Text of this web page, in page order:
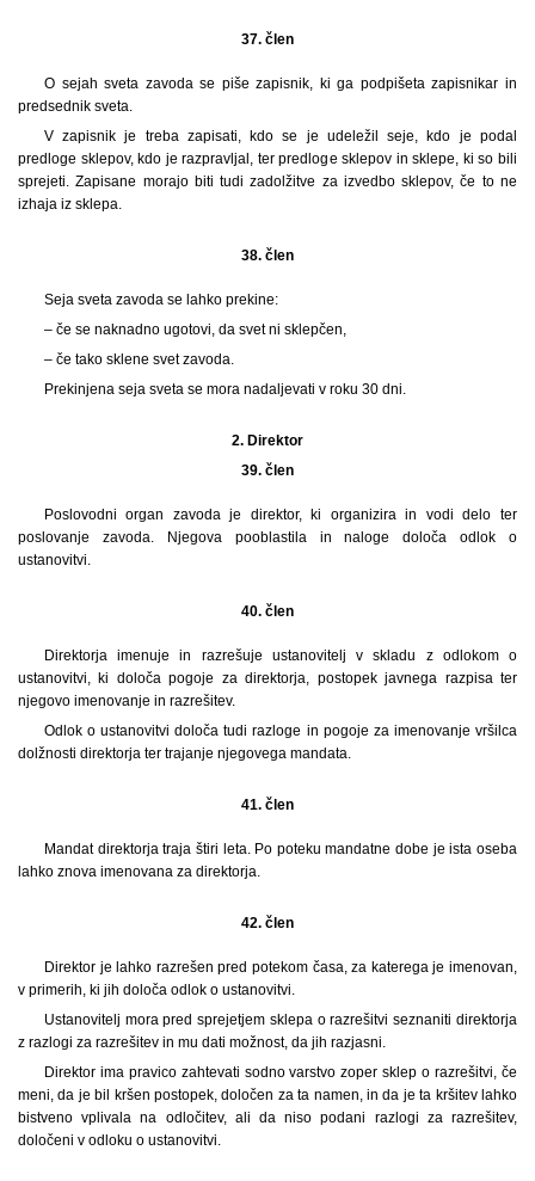
37. člen
O sejah sveta zavoda se piše zapisnik, ki ga podpišeta zapisnikar in
predsednik sveta.
V zapisnik je treba zapisati, kdo se je udeležil seje, kdo je podal
predloge sklepov, kdo je razpravljal, ter predloge sklepov in sklepe, ki so bili
sprejeti. Zapisane morajo biti tudi zadolžitve za izvedbo sklepov, če to ne
izhaja iz sklepa.
38. člen
Seja sveta zavoda se lahko prekine:
– če se naknadno ugotovi, da svet ni sklepčen,
– če tako sklene svet zavoda.
Prekinjena seja sveta se mora nadaljevati v roku 30 dni.
2. Direktor
39. člen
Poslovodni organ zavoda je direktor, ki organizira in vodi delo ter
poslovanje zavoda. Njegova pooblastila in naloge določa odlok o
ustanovitvi.
40. člen
Direktorja imenuje in razrešuje ustanovitelj v skladu z odlokom o
ustanovitvi, ki določa pogoje za direktorja, postopek javnega razpisa ter
njegovo imenovanje in razrešitev.
Odlok o ustanovitvi določa tudi razloge in pogoje za imenovanje vršilca
dolžnosti direktorja ter trajanje njegovega mandata.
41. člen
Mandat direktorja traja štiri leta. Po poteku mandatne dobe je ista oseba
lahko znova imenovana za direktorja.
42. člen
Direktor je lahko razrešen pred potekom časa, za katerega je imenovan,
v primerih, ki jih določa odlok o ustanovitvi.
Ustanovitelj mora pred sprejetjem sklepa o razrešitvi seznaniti direktorja
z razlogi za razrešitev in mu dati možnost, da jih razjasni.
Direktor ima pravico zahtevati sodno varstvo zoper sklep o razrešitvi, če
meni, da je bil kršen postopek, določen za ta namen, in da je ta kršitev lahko
bistveno vplivala na odločitev, ali da niso podani razlogi za razrešitev,
določeni v odloku o ustanovitvi.